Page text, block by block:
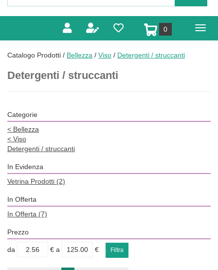
0prodotti
inseriti
Catalogo Prodotti / Bellezza / Viso / Detergenti / struccanti
Detergenti / struccanti
Categorie
< Bellezza
< Viso
Detergenti / struccanti
In Evidenza
Vetrina Prodotti (2)
In Offerta
In Offerta (7)
Prezzo
filtra
da €
filtra
a €